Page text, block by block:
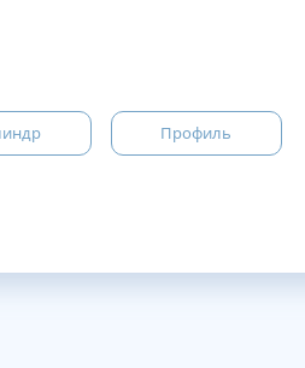
Профиль